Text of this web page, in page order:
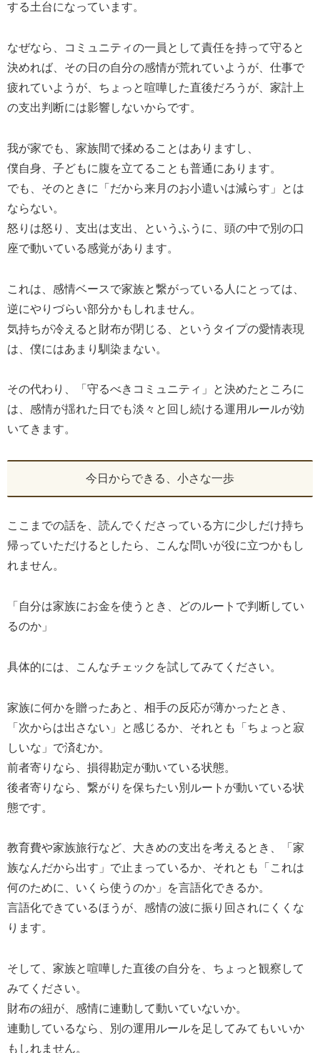
する土台になっています。
なぜなら、コミュニティの一員として責任を持って守ると
決めれば、その日の自分の感情が荒れていようが、仕事で
疲れていようが、ちょっと喧嘩した直後だろうが、家計上
の支出判断には影響しないからです。
我が家でも、家族間で揉めることはありますし、
僕自身、子どもに腹を立てることも普通にあります。
でも、そのときに「だから来月のお小遣いは減らす」とは
ならない。
怒りは怒り、支出は支出、というふうに、頭の中で別の口
座で動いている感覚があります。
これは、感情ベースで家族と繋がっている人にとっては、
逆にやりづらい部分かもしれません。
気持ちが冷えると財布が閉じる、というタイプの愛情表現
は、僕にはあまり馴染まない。
その代わり、「守るべきコミュニティ」と決めたところに
は、感情が揺れた日でも淡々と回し続ける運用ルールが効
いてきます。
今日からできる、小さな一歩
ここまでの話を、読んでくださっている方に少しだけ持ち
帰っていただけるとしたら、こんな問いが役に立つかもし
れません。
「自分は家族にお金を使うとき、どのルートで判断してい
るのか」
具体的には、こんなチェックを試してみてください。
家族に何かを贈ったあと、相手の反応が薄かったとき、
「次からは出さない」と感じるか、それとも「ちょっと寂
しいな」で済むか。
前者寄りなら、損得勘定が動いている状態。
後者寄りなら、繋がりを保ちたい別ルートが動いている状
態です。
教育費や家族旅行など、大きめの支出を考えるとき、「家
族なんだから出す」で止まっているか、それとも「これは
何のために、いくら使うのか」を言語化できるか。
言語化できているほうが、感情の波に振り回されにくくな
ります。
そして、家族と喧嘩した直後の自分を、ちょっと観察して
みてください。
財布の紐が、感情に連動して動いていないか。
連動しているなら、別の運用ルールを足してみてもいいか
もしれません。